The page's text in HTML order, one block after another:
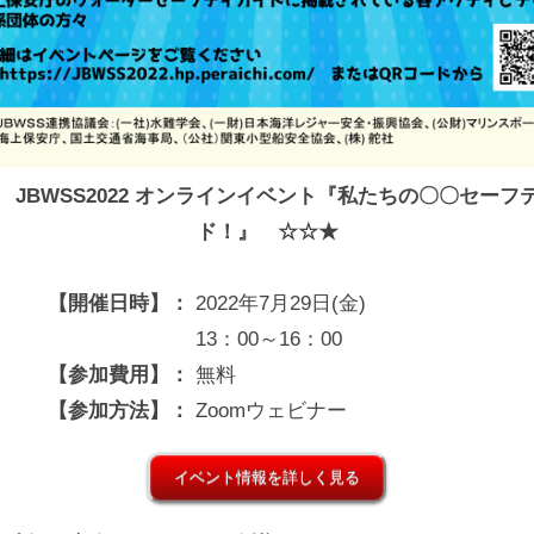
オンラインイベント『私たちの〇〇セーフ
ド！』 ☆☆★
【開催日時】： 2022年7月29日(金)
13：00～16：00
【参加費用】： 無料
【参加方法】： Zoomウェビナー
イベント情報を詳しく見る